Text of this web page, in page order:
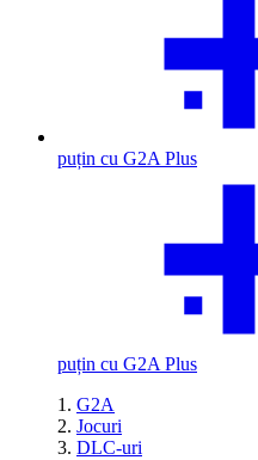
puțin cu G2A Plus
puțin cu G2A Plus
G2A
Jocuri
DLC-uri